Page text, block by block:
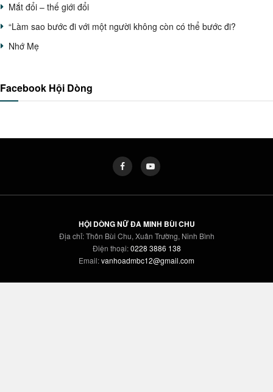
Mắt đổi – thế giới đổi
“Làm sao bước đi với một người không còn có thể bước đi?
Nhớ Mẹ
Facebook Hội Dòng
HỘI DÒNG NỮ ĐA MINH BÙI CHU
Địa chỉ: Thôn Bùi Chu, Xuân Trường, Ninh Bình
Điện thoại:0228 3886 138
Email:vanhoadmbc12@gmail.com